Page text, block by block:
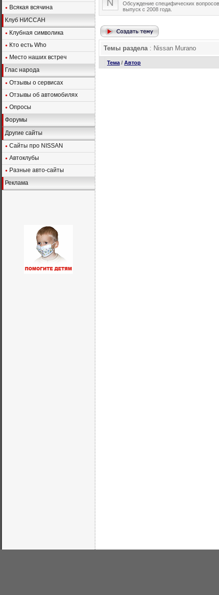
Всякая всячина
Клуб НИССАН
Клубная символика
Кто есть Who
Место наших встреч
Глас народа
Отзывы о сервисах
Отзывы об автомобилях
Опросы
Форумы
Другие сайты
Сайты про NISSAN
Автоклубы
Разные авто-сайты
Реклама
Обсуждение специфических
выпуск с 2008 года.
Темы раздела: Nissan Murano
Тема / Автор